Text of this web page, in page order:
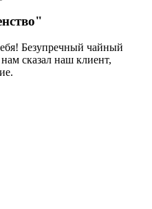
Безупречный чайный
сказал наш клиент,